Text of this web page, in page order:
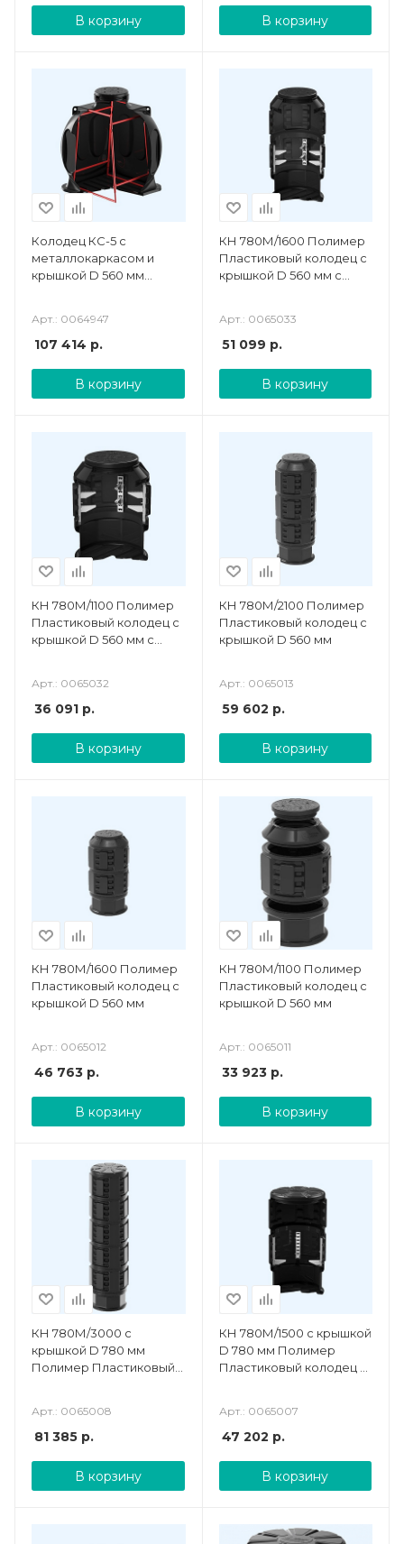
В корзину В корзину
Колодец КС-5 с
металлокаркасом и
крышкой D 560 мм
Арт.: 0064947
107 414 р.
В корзину
КН 780М/1600 Полимер
Пластиковый колодец с
крышкой D 560 мм с
стоек
Арт.: 0065033
51 099 р.
В корзину
КН 780М/1100 Полимер
Пластиковый колодец с
крышкой D 560 мм с
стоек
Арт.: 0065032
36 091 р.
В корзину
КН 780М/2100 Полимер
Пластиковый колодец с
крышкой D 560 мм
Арт.: 0065013
59 602 р.
В корзину
КН 780М/1600 Полимер
Пластиковый колодец с
крышкой D 560 мм
Арт.: 0065012
46 763 р.
В корзину
КН 780М/1100 Полимер
Пластиковый колодец с
крышкой D 560 мм
Арт.: 0065011
33 923р.
В корзину
КН 780М/3000 с
крышкой D 780 мм
Полимер Пластиковый
Арт.: 0065008
81 385 р.
В корзину
КН 780М/1500 с крышкой
D 780 мм Полимер
Пластиковый колодец с
стоек
Арт.: 0065007
47 202 р.
В корзину